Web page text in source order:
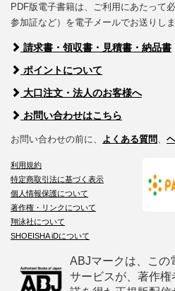
PDF版電子書籍は、ご利用にあたって
参加証など）を電子メールでお送りしま
請求書・領収書・見積書・納品書
ポイントについて
大口注文・法人のお客様へ
お問い合わせはこちら
お問い合わせの前に、 よくある質問、
利用規約
特定商取引法に基づく表示
個人情報保護について
著作権・リンクについて
翔泳社について
SHOEISHA iDについて
ABJマークは、この
サービスが、著作